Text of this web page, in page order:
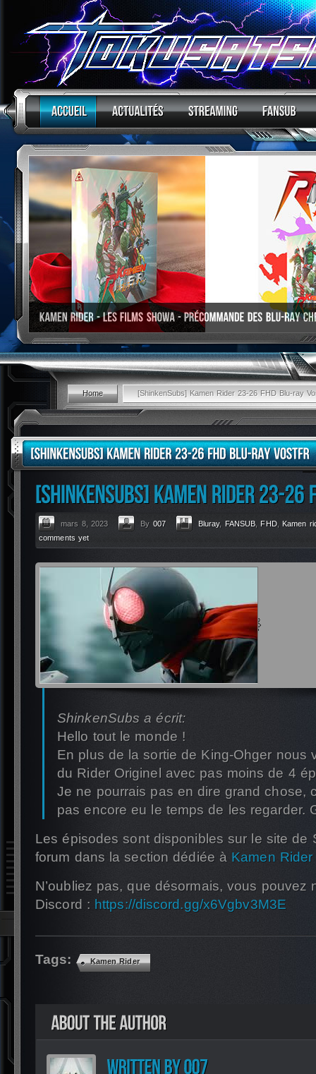
Home [ShinkenSubs] Kamen Rider 23-26 FHD Blu-ray
mars 8, 2023 By 007 Bluray, FANSUB ,FHD, Kamen
comments yet
ShinkenSubs a écrit:
Hello tout le monde !
En plus de la sortie de King-Ohger nous
du Rider Originel avec pas moins de 4
Je ne pourrais pas en dire grand chose,
pas encore eu le temps de les regarder.
Les épisodes sont disponibles sur le site de
forum dans la section dédiée à Kamen Rider
N’oubliez pas, que désormais, vous pouvez
Discord : https://discord.gg/x6Vgbv3M3E
Tags: Kamen Rider